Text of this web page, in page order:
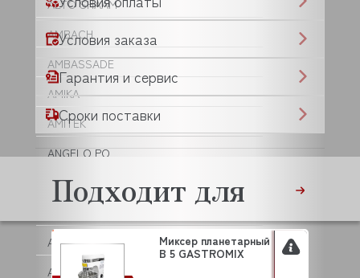
ALTO SHAAM
AMBACH
AMBASSADE
AMIKA
AMITEK
ANGELO PO
ANIMO
ANVIL
APACH
Условия заказа
Гарантия и сервис
Сроки поставки
Подходит для
Миксер планетарный
B 5 GASTROMIX